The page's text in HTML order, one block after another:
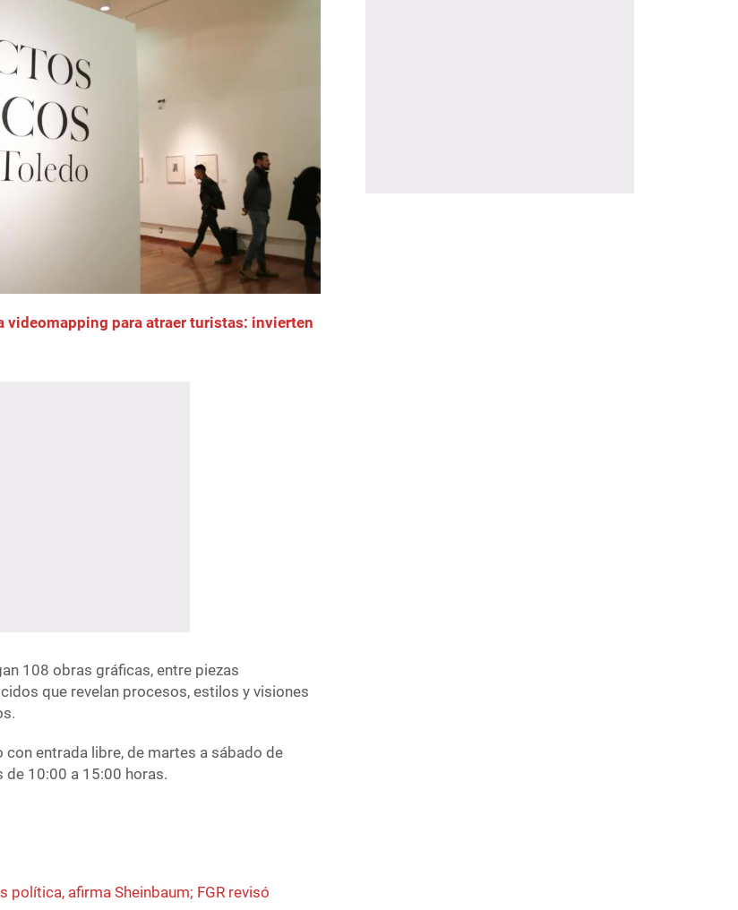
videomapping para atraer turistas: invierten
108 obras gráficas, entre piezas
que revelan procesos, estilos y visiones
entrada libre, de martes a sábado de
10:00 a 15:00 horas.
política, afirma Sheinbaum; FGR revisó